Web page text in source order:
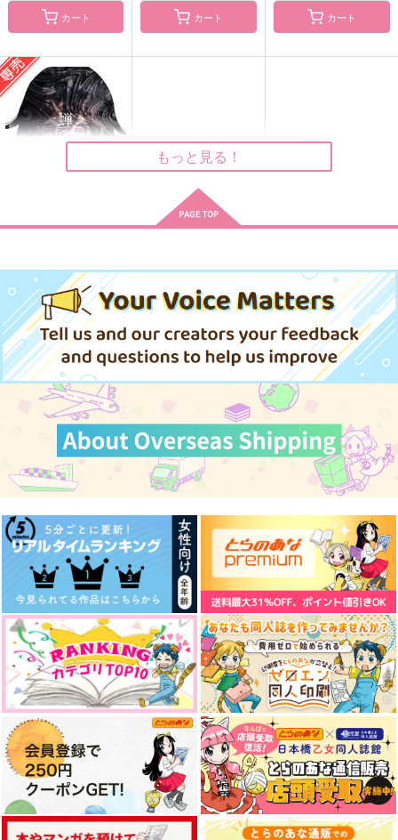
作品詳細 作品詳細 作品詳細
ANIMALCLUB
1,100円（税込）
流川楓×三井寿
サンプル
作品詳細
箱
無糖度°
787
ヴォックス×アラスター
標本箱
944円（税込）
スカリー×セベク
サンプル
カート カート カート
フレッシュ宣教師
専売 944 （税込）
ダンガンロンパ
最原終一×王馬小吉
サンプル
カート
もっと見る！